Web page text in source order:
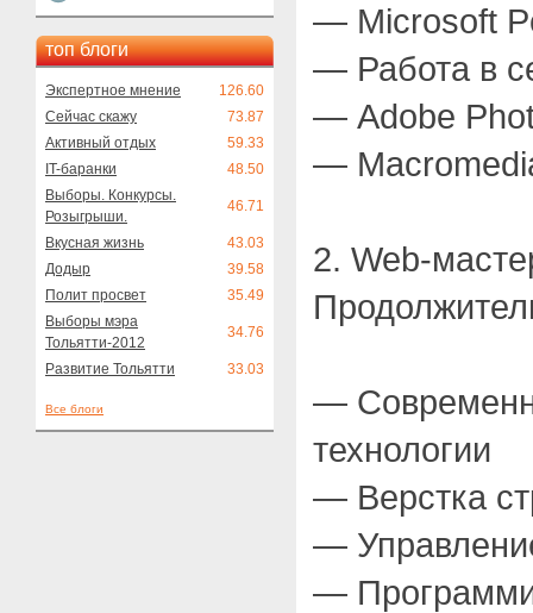
топ блоги
Экспертное мнение
126.60
Сейчас скажу
73.87
Активный отдых
59.33
IT-баранки
48.50
Выборы. Конкурсы.
Розыгрыши.
46.71
Вкусная жизнь
43.03
Додыр
39.58
Полит просвет
35.49
Выборы мэра
Тольятти-2012
34.76
Развитие Тольятти 33.03
Все блоги
— Microsoft
— Работа в
— Adobe
—
2. Web-
—
технологии
— Верстка
—
—